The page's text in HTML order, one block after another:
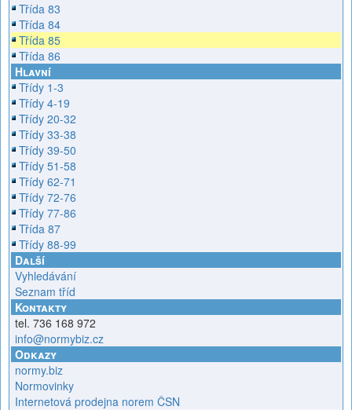
Třída 83
Třída 84
Třída 85
Třída 86
Hlavní
Třídy 1-3
Třídy 4-19
Třídy 20-32
Třídy 33-38
Třídy 39-50
Třídy 51-58
Třídy 62-71
Třídy 72-76
Třídy 77-86
Třída 87
Třídy 88-99
Další
Vyhledávání
Seznam tříd
Kontakty
tel. 736 168 972
info@normybiz.cz
Odkazy
normy.biz
Normovinky
Internetová prodejna norem ČSN